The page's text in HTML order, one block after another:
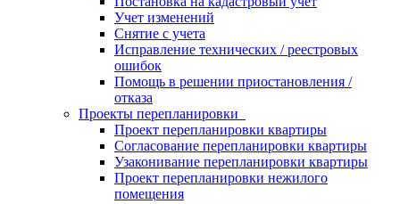
Учет изменений
Снятие с учета
Исправление технических / реестровых
ошибок
Помощь в решении приостановления /
отказа
Проекты перепланировки
Проект перепланировки квартиры
Согласование перепланировки квартиры
Узаконивание перепланировки квартиры
Проект перепланировки нежилого
помещения